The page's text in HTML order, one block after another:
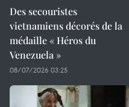
Des secouristes
vietnamiens décorés de la
médaille « Héros du
Venezuela »
08/07/2026 03:25